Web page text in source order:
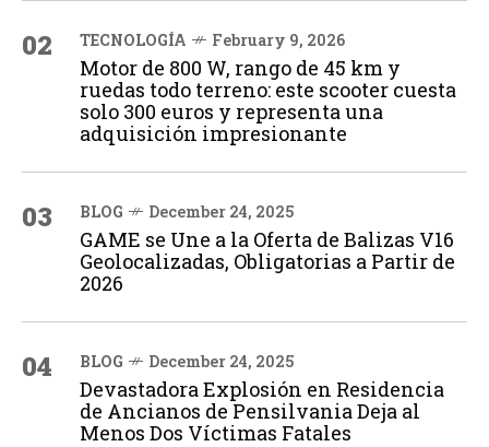
02 TECNOLOGÍA February 9, 2026
Motor de 800 W, rango de 45 km y
ruedas todo terreno: este scooter cuesta
solo 300 euros y representa una
adquisición impresionante
03 BLOG December 24, 2025
GAME se Une a la Oferta de Balizas V16
Geolocalizadas, Obligatorias a Partir de
2026
04 BLOG December 24, 2025
Devastadora Explosión en Residencia
de Ancianos de Pensilvania Deja al
Menos Dos Víctimas Fatales